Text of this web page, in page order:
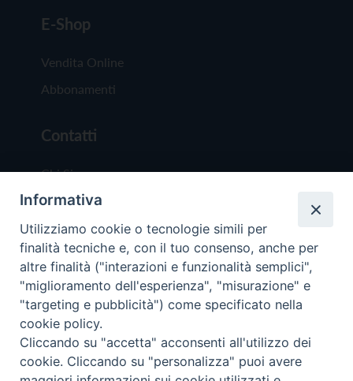
E-Shop
Vendita Online
Abbonamenti
Contatti
Chi Siamo
Redazione
Scrivici
Copyright © 2019 - Tutti i diritti riservati - Vita
Trentina Editrice
Informativa
Utilizziamo cookie o tecnologie simili per
finalità tecniche e, con il tuo consenso, anche per
altre finalità ("interazioni e funzionalità semplici",
"miglioramento dell'esperienza", "misurazione" e
"targeting e pubblicità") come specificato nella
cookie policy.
Cliccando su "accetta" acconsenti all'utilizzo dei
cookie. Cliccando su "personalizza" puoi avere